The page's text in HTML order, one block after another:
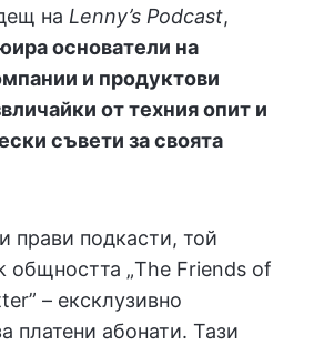
на Lenny’s Podcast,
основатели на
и продуктови
от техния опит и
съвети за своята
прави подкасти, той
общността „The Friends of
– ексклузивно
платени абонати. Тази